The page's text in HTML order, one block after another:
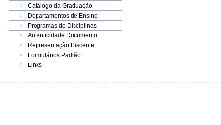
Catálogo da Graduação
Departamentos de Ensino
Programas de Disciplinas
Autenticidade Documento
Representação Discente
Formulários Padrão
Links